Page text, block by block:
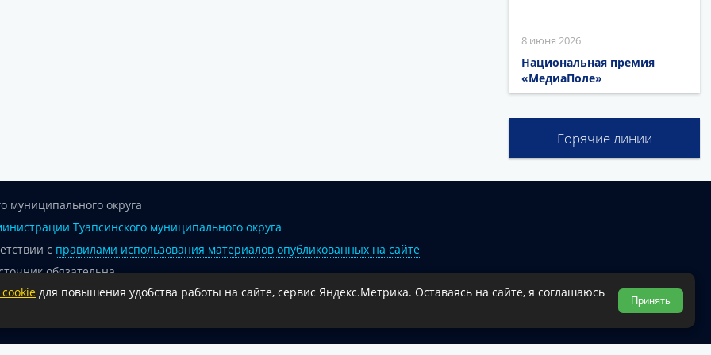
8 июня 2026
Национальная премия
«МедиаПоле»
Горячие линии
муниципального округа
Туапсинского муниципального округа
с правилами использования материалов опубликованных на сайте
обязательна.
на официальный интернет-портал администрации Туапсинского муниципального округа.
для повышения удобства работы на сайте, сервис Яндекс.Метрика. Оставаясь на сайте, я соглашаюсь
Принять